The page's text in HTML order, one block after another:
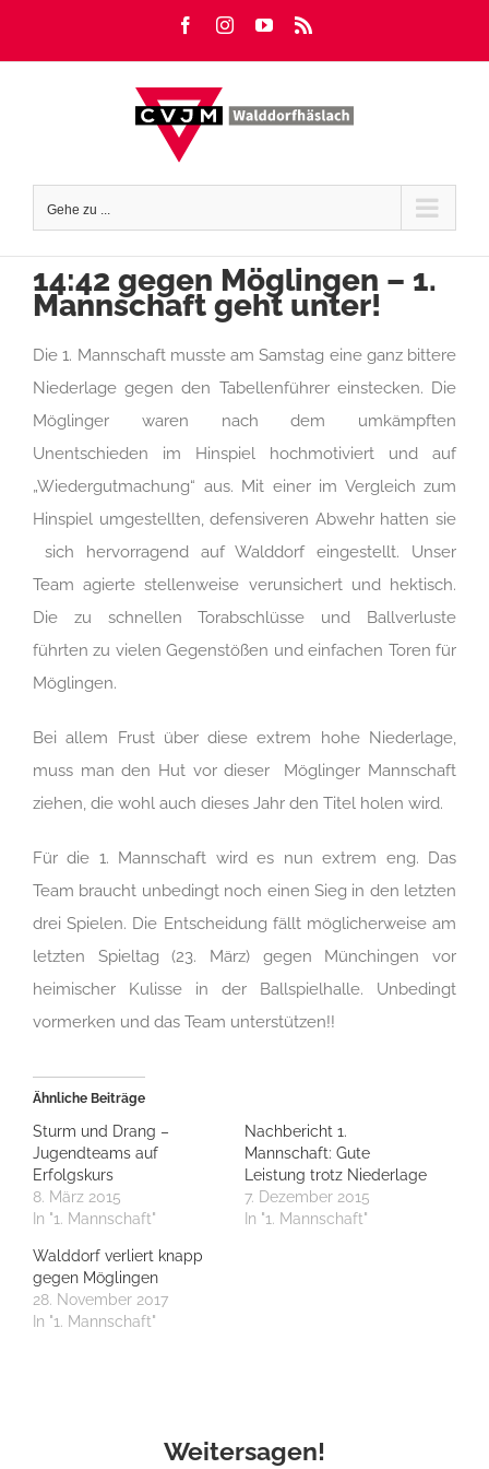
FacebookInstagramYouTube
Gehe zu ...
14:42 gegen Möglingen – 1.
Mannschaft geht unter!
Die 1. Mannschaft musste am Samstag eine ganz bittere
Niederlage gegen den Tabellenführer einstecken. Die
Möglinger waren nach dem umkämpften
Unentschieden im Hinspiel hochmotiviert und auf
„Wiedergutmachung“ aus. Mit einer im Vergleich zum
Hinspiel umgestellten, defensiveren Abwehr hatten sie
sich hervorragend auf Walddorf eingestellt. Unser
Team agierte stellenweise verunsichert und hektisch.
Die zu schnellen Torabschlüsse und Ballverluste
führten zu vielen Gegenstößen und einfachen Toren für
Möglingen.
Bei allem Frust über diese extrem hohe Niederlage,
muss man den Hut vor dieser Möglinger Mannschaft
ziehen, die wohl auch dieses Jahr den Titel holen wird.
Für die 1. Mannschaft wird es nun extrem eng. Das
Team braucht unbedingt noch einen Sieg in den letzten
drei Spielen. Die Entscheidung fällt möglicherweise am
letzten Spieltag (23. März) gegen Münchingen vor
heimischer Kulisse in der Ballspielhalle. Unbedingt
vormerken und das Team unterstützen!!
Ähnliche Beiträge
Sturm und Drang –
Jugendteams auf
Erfolgskurs
8. März 2015
In "1. Mannschaft"
Nachbericht 1.
Mannschaft: Gute
Leistung trotz Niederlage
7. Dezember 2015
In "1. Mannschaft"
Walddorf verliert knapp
gegen Möglingen
28. November 2017
In "1. Mannschaft"
Weitersagen!